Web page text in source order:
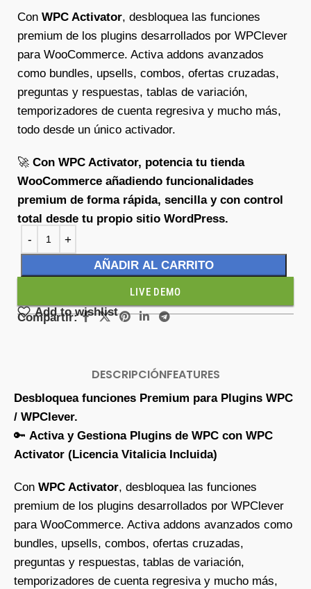
Con WPC Activator, desbloquea las funciones
premium de los plugins desarrollados por WPClever
para WooCommerce. Activa addons avanzados
como bundles, upsells, combos, ofertas cruzadas,
preguntas y respuestas, tablas de variación,
temporizadores de cuenta regresiva y mucho más,
todo desde un único activador.
🚀 Con WPC Activator, potencia tu tienda
WooCommerce añadiendo funcionalidades
premium de forma rápida, sencilla y con control
total desde tu propio sitio WordPress.
AÑADIR AL CARRITO
LIVE DEMO
Add to wishlist
Compartir:
DESCRIPCIÓNFEATURES
Desbloquea funciones Premium para Plugins WPC
/ WPClever.
🔑 Activa y Gestiona Plugins de WPC con WPC
Activator (Licencia Vitalicia Incluida)
Con WPC Activator, desbloquea las funciones
premium de los plugins desarrollados por WPClever
para WooCommerce. Activa addons avanzados como
bundles, upsells, combos, ofertas cruzadas,
preguntas y respuestas, tablas de variación,
temporizadores de cuenta regresiva y mucho más,